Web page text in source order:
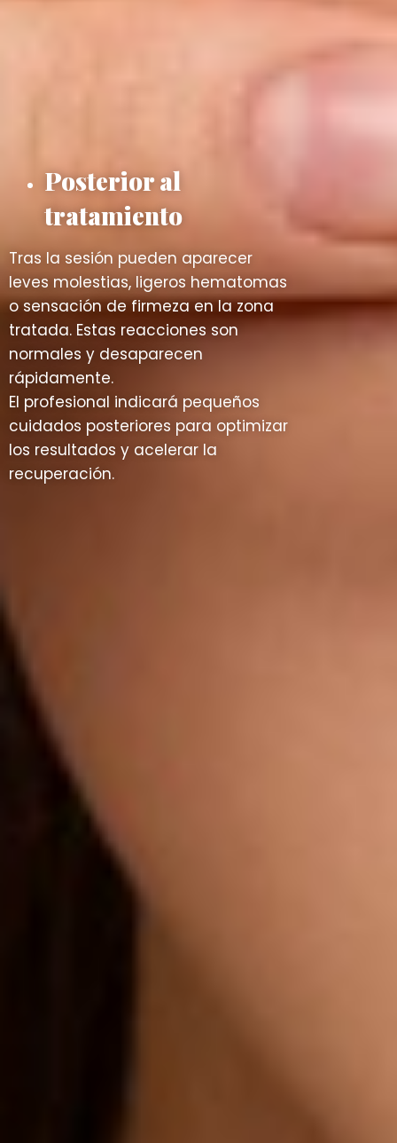
Posterior al
tratamiento
Tras la sesión pueden aparecer
leves molestias, ligeros hematomas
o sensación de firmeza en la zona
tratada. Estas reacciones son
normales y desaparecen
rápidamente.
El profesional indicará pequeños
cuidados posteriores para optimizar
los resultados y acelerar la
recuperación.